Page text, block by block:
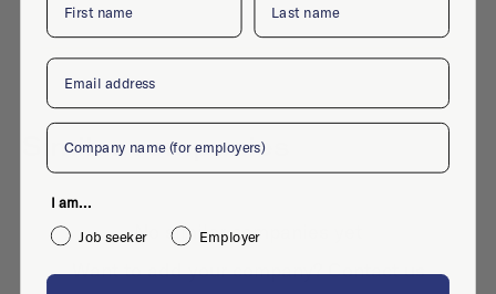
Similar companies
No similar companies yet
Want to add your company?Contact us
Email
Company
I am...
Job seeker
Employer